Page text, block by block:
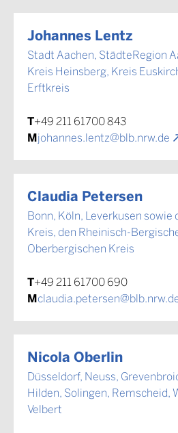
Johannes Lentz
Stadt Aachen, StädteRegion
Kreis Heinsberg, Kreis
Erftkreis
T+49 211 61700 843
Mjohannes.lentz@blb.nrw.de
Claudia Petersen
Bonn, Köln, Leverkusen sowie
Kreis, den Rheinisch-
Oberbergischen Kreis
T+49 211 61700 690
M
Nicola Oberlin
Düsseldorf, Neuss,
Hilden, Solingen, Remscheid,
Velbert